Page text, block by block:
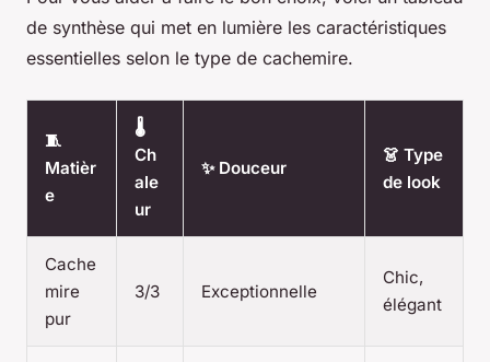
de synthèse qui met en lumière les caractéristiques
essentielles selon le type de cachemire.
🧵
Matièr
e
🌡️
Ch
ale
ur
✨ Douceur
👗 Type
de look
Cache
mire
pur
3/3 Exceptionnelle
Chic,
élégant